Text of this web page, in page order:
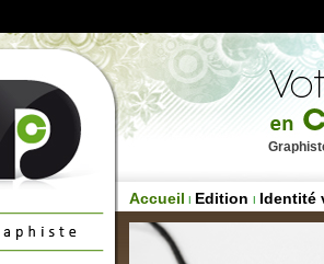
Accueil Edition Identité